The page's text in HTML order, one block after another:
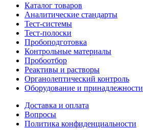
Каталог товаров
Аналитические стандарты
Тест-системы
Тест-полоски
Пробоподготовка
Контрольные материалы
Пробоотбор
Реактивы и растворы
Органолептический контроль
Оборудование и принадлежности
Доставка и оплата
Вопросы
Политика конфиденциальности